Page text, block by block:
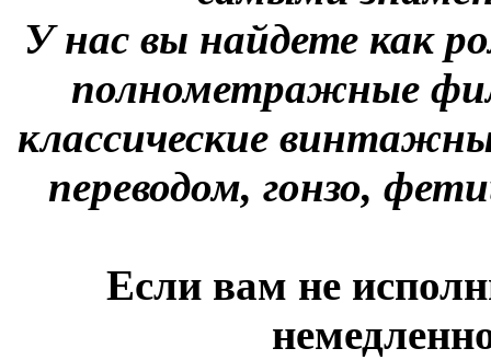
У нас вы найдете как
полнометражные
классические
переводом, гонзо,
Если вам не